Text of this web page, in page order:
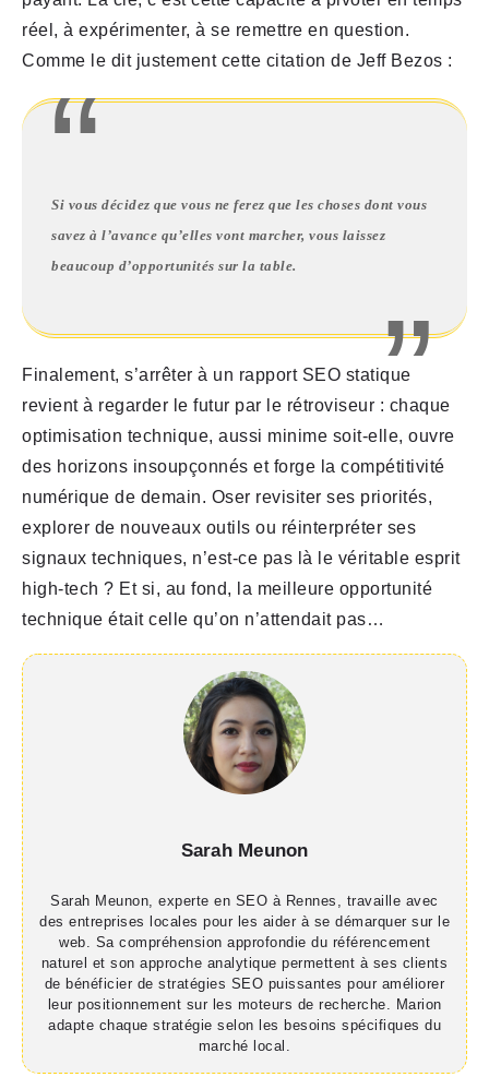
réel, à expérimenter, à se remettre en question.
Comme le dit justement cette citation de Jeff Bezos :
Si vous décidez que vous ne ferez que les choses dont vous
savez à l’avance qu’elles vont marcher, vous laissez
beaucoup d’opportunités sur la table.
Finalement, s’arrêter à un rapport SEO statique
revient à regarder le futur par le rétroviseur : chaque
optimisation technique, aussi minime soit-elle, ouvre
des horizons insoupçonnés et forge la compétitivité
numérique de demain. Oser revisiter ses priorités,
explorer de nouveaux outils ou réinterpréter ses
signaux techniques, n’est-ce pas là le véritable esprit
high-tech ? Et si, au fond, la meilleure opportunité
technique était celle qu’on n’attendait pas…
Sarah Meunon
Sarah Meunon, experte en SEO à Rennes, travaille avec
des entreprises locales pour les aider à se démarquer sur le
web. Sa compréhension approfondie du référencement
naturel et son approche analytique permettent à ses clients
de bénéficier de stratégies SEO puissantes pour améliorer
leur positionnement sur les moteurs de recherche. Marion
adapte chaque stratégie selon les besoins spécifiques du
marché local.